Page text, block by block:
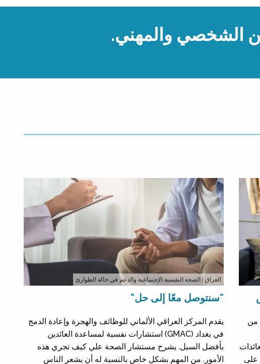
الشخصي والمهني.
من
على
العراق | الصحة النفسية الإجتماعية والدعم في حالة الطوارئ
"سنتوصل معًا إلى حل"
يقدم المركز العراقي الألماني للوظائف والهجرة وإعادة الدمج
في بغداد (GMAC) استشارات نفسية لمساعدة العائدين
بأفضل السبل. يشرح مستشار الصحة علي كيف تجري هذه
الأمور. من المهم بشكل خاص بالنسبة له أن يشعر الناس